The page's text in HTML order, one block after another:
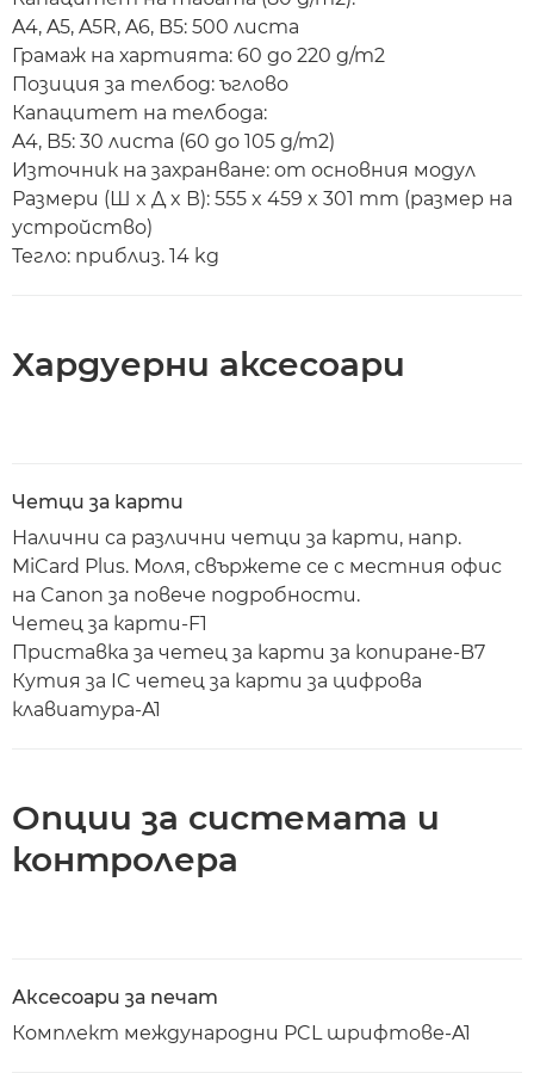
A4, A5, A5R, A6, B5: 500 листа
Грамаж на хартията: 60 до 220 g/m2
Позиция за телбод: ъглово
Капацитет на телбода:
A4, B5: 30 листа (60 до 105 g/m2)
Източник на захранване: от основния модул
Размери (Ш x Д x В): 555 x 459 x 301 mm (размер на
устройство)
Тегло: приблиз. 14 kg
Хардуерни аксесоари
Четци за карти
Налични са различни четци за карти, напр.
MiCard Plus. Моля, свържете се с местния офис
на Canon за повече подробности.
Четец за карти-F1
Приставка за четец за карти за копиране-B7
Кутия за IC четец за карти за цифрова
клавиатура-A1
Опции за системата и
контролера
Аксесоари за печат
Комплект международни PCL шрифтове-A1